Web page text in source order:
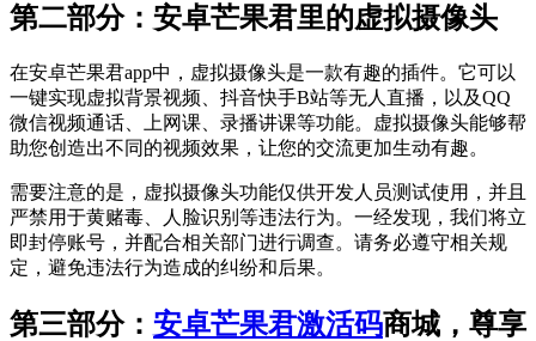
第二部分：安卓芒果君里的虚拟摄像头
在安卓芒果君app中，虚拟摄像头是一款有趣的插件。它可以
一键实现虚拟背景视频、抖音快手B站等无人直播，以及QQ
微信视频通话、上网课、录播讲课等功能。虚拟摄像头能够帮
助您创造出不同的视频效果，让您的交流更加生动有趣。
需要注意的是，虚拟摄像头功能仅供开发人员测试使用，并且
严禁用于黄赌毒、人脸识别等违法行为。一经发现，我们将立
即封停账号，并配合相关部门进行调查。请务必遵守相关规
定，避免违法行为造成的纠纷和后果。
第三部分： 安卓芒果君激活码商城，尊享